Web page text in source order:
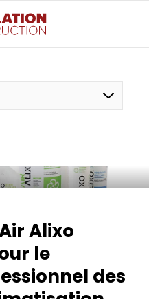
inscription
Alixo
le
des